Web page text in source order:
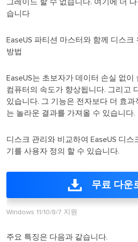
그레이드 할 수 없습니다. 여기에 더
습니다
EaseUS 파티션 마스터와 함께 디스
방법
EaseUS는 초보자가 데이터 손실 없이
컴퓨터의 속도가 향상됩니다. 그리고
있습니다. 그 기능은 전자보다 더 효
는 놀라운 결과를 가져올 수 있습니다.
디스크 관리와 비교하여 EaseUS 디스
기를 사용자 정의 할 수 있습니다.
무료 다운
Windows 11/10/8/7 지원
주요 특징은 다음과 같습니다.